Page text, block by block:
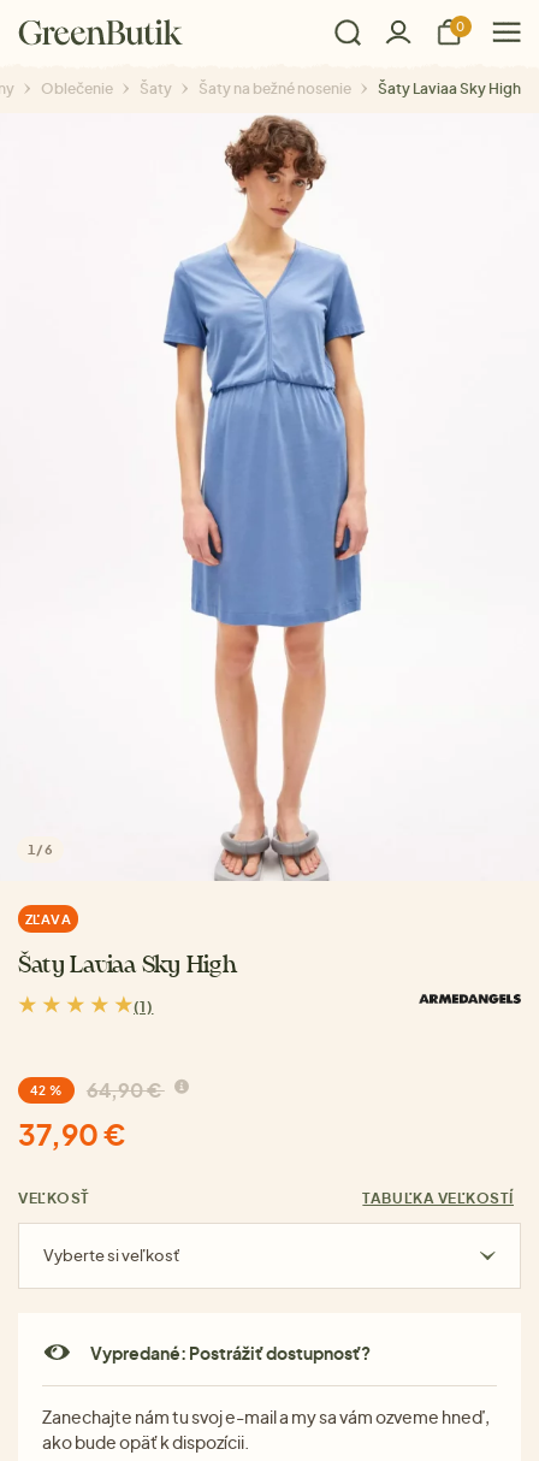
0
Oblečenie Šaty Šaty na bežné nosenie Šaty Laviaa Sky High
1 /6
ZĽAVA
Šaty Laviaa Sky High
(1)
42 % 64,90 €
37,90 €
VEĽKOSŤ TABUĽKA VEĽKOSTÍ
Vyberte si veľkosť
Vypredané: Postrážiť dostupnosť?
Zanechajte nám tu svoj e-mail a my sa vám ozveme hneď,
ako bude opäť k dispozícii.